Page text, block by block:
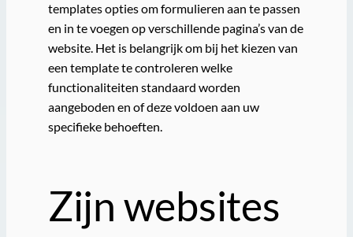
templates opties om formulieren aan te passen
en in te voegen op verschillende pagina’s van de
website. Het is belangrijk om bij het kiezen van
een template te controleren welke
functionaliteiten standaard worden
aangeboden en of deze voldoen aan uw
specifieke behoeften.
Zijn websites